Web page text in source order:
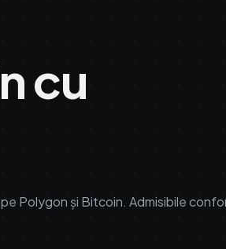
cu
Polygon și Bitcoin. Admisibile